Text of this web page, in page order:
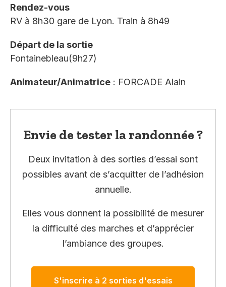
Rendez-vous
RV à 8h30 gare de Lyon. Train à 8h49
Départ de la sortie
Fontainebleau(9h27)
Animateur/Animatrice : FORCADE Alain
Envie de tester la randonnée ?
Deux invitation à des sorties d’essai sont
possibles avant de s’acquitter de l’adhésion
annuelle.
Elles vous donnent la possibilité de mesurer
la difficulté des marches et d’apprécier
l’ambiance des groupes.
S'inscrire à 2 sorties d'essais